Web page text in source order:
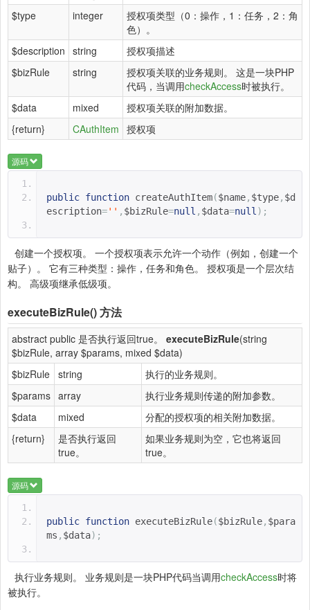
$type
integer
授权项类型（0：操作，1：任务，2：角
色）。
$description string
授权项描述
$bizRule
string
授权项关联的业务规则。 这是一块PHP
代码，当调用checkAccess时被执行。
$data
mixed
授权项关联的附加数据。
{return}
CAuthItem 授权项
源码
public function createAuthItem($name, $type, $d
escription='' , $bizRule=null , $data=null);
创建一个授权项。 一个授权项表示允许一个动作（例如，创建一个
贴子）。 它有三种类型：操作，任务和角色。 授权项是一个层次结
构。 高级项继承低级项。
executeBizRule()方法
abstract public 是否执行返回true。 executeBizRule(string
$bizRule, array $params, mixed $data)
$bizRule string
执行的业务规则。
$params array
执行业务规则传递的附加参数。
$data
mixed
分配的授权项的相关附加数据。
{return}
是否执行返回
true。
如果业务规则为空，它也将返回
true。
源码
public function executeBizRule($bizRule, $para
ms , $data);
执行业务规则。 业务规则是一块PHP代码当调用checkAccess时将
被执行。